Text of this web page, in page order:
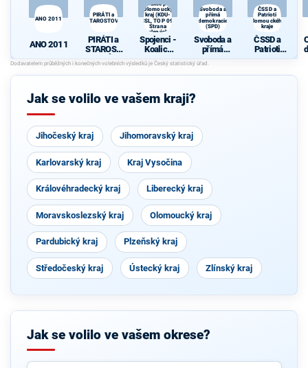
ANO 2011
ANO 2011
PIRÁTI a
STAROSTOVÉ
PIRÁTI a
STAROST
OVÉ
Koalice pro
Olomoucký
kraj (KDU-
ČSL, TOP 09,
Strana
zelených,
ProOlomouc)
Spojenci -
Koalice
pro
Olomouck
ý kraj
ČSL, TOP
ProOlomo
uc)
Svoboda a
přímá
demokracie
(SPD)
Svoboda a
přímá
demokraci
e (SPD)
ČSSD a
Patrioti
Olomouckého
kraje
ČSSD a
Patrioti
Olomouck
Jak se volilo ve vašem kraji?
Jihočeský kraj Jihomoravský kraj
Karlovarský kraj Kraj Vysočina
Královéhradecký kraj Liberecký kraj
Moravskoslezský kraj Olomoucký kraj
Pardubický kraj Plzeňský kraj
Středočeský kraj Ústecký kraj Zlínský kraj
Jak se volilo ve vašem okrese?